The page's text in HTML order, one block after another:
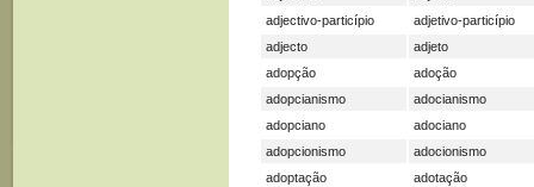
adjectivo-particípio
adjetivo-particípio
adjecto
adjeto
adopção
adoção
adopcianismo
adocianismo
adopciano
adociano
adopcionismo
adocionismo
adoptação
adotação